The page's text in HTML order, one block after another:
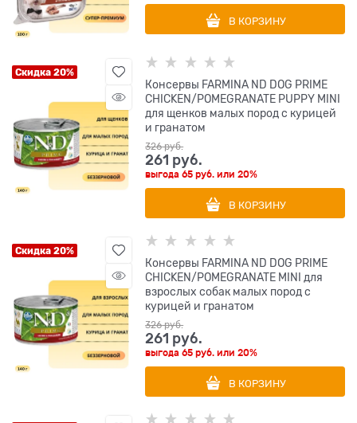
В КОРЗИНУ
Скидка 20%
Консервы FARMINA ND DOG PRIME
CHICKEN/POMEGRANATE PUPPY MINI
для щенков малых пород с курицей
и гранатом
326 руб.
261 руб.
выгода65 руб. или20%
В КОРЗИНУ
Скидка 20%
Консервы FARMINA ND DOG PRIME
CHICKEN/POMEGRANATE MINI для
взрослых собак малых пород с
курицей и гранатом
326 руб.
261 руб.
выгода65 руб. или20%
В КОРЗИНУ